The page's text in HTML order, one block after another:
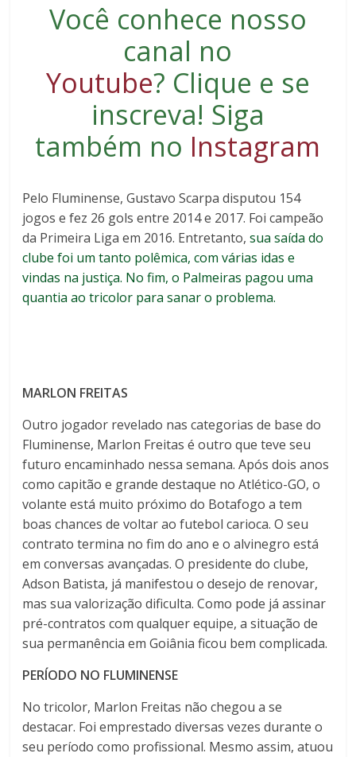
Você conhece nosso
canal no
Youtube? Clique e se
inscreva! Siga
também no Instagram
Pelo Fluminense, Gustavo Scarpa disputou 154
jogos e fez 26 gols entre 2014 e 2017. Foi campeão
da Primeira Liga em 2016. Entretanto, sua saída do
clube foi um tanto polêmica, com várias idas e
vindas na justiça. No fim, o Palmeiras pagou uma
quantia ao tricolor para sanar o problema.
MARLON FREITAS
Outro jogador revelado nas categorias de base do
Fluminense, Marlon Freitas é outro que teve seu
futuro encaminhado nessa semana. Após dois anos
como capitão e grande destaque no Atlético-GO, o
volante está muito próximo do Botafogo a tem
boas chances de voltar ao futebol carioca. O seu
contrato termina no fim do ano e o alvinegro está
em conversas avançadas. O presidente do clube,
Adson Batista, já manifestou o desejo de renovar,
mas sua valorização dificulta. Como pode já assinar
pré-contratos com qualquer equipe, a situação de
sua permanência em Goiânia ficou bem complicada.
PERÍODO NO FLUMINENSE
No tricolor, Marlon Freitas não chegou a se
destacar. Foi emprestado diversas vezes durante o
seu período como profissional. Mesmo assim, atuou